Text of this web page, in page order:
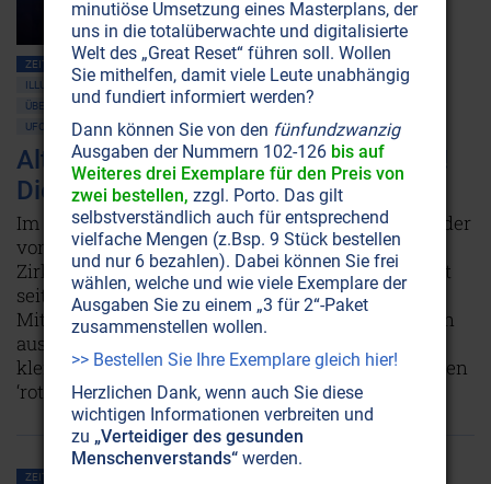
ZEITENSCHRIFT NR. 16, S.6
ILLUMINATEN • BILDERBERGER • GEHEIMLOGEN
ÜBERBEVÖLKERUNG
ÜBERWACHUNG • MIND CONTROL
VERSCHWÖRUNGSTHEORIEN
UFOS
Alternative 3: Die Erde? Aufgegeben!
Die Zukunft? Der Mars!
Im Sommer 1997 führt uns die NASA harmlose Bilder
von der Marsoberfläche vor. Dabei sind geheime
Zirkel aus Wissenschaft, Militär und Geheimdienst
seit Jahrzehnten daran, mit unmenschlichen
Mitteln den Mars zu kolonisieren. Sie gehen davon
aus, daß die Erde keine Chance mehr hat. Eine
kleine, feine Elite der Menschheit soll sich dann den
‘roten Planeten‘ untertan machen.Weiterlesen...
ZEITENSCHRIFT NR. 4, S.51
minutiöse Umsetzung eines Masterplans, der
uns in die totalüberwachte und digitalisierte
Welt des „Great Reset“ führen soll. Wollen
Sie mithelfen, damit viele Leute unabhängig
und fundiert informiert werden?
Dann können Sie von den fünfundzwanzig
Ausgaben der Nummern 102-126 bis auf
Weiteres drei Exemplare für den Preis von
zwei bestellen, zzgl. Porto. Das gilt
selbstverständlich auch für entsprechend
vielfache Mengen (z.Bsp. 9 Stück bestellen
und nur 6 bezahlen). Dabei können Sie frei
wählen, welche und wie viele Exemplare der
Ausgaben Sie zu einem „3 für 2“-Paket
zusammenstellen wollen.
>> Bestellen Sie Ihre Exemplare gleich hier!
Herzlichen Dank, wenn auch Sie diese
wichtigen Informationen verbreiten und
zu „Verteidiger des gesunden
Menschenverstands“ werden.